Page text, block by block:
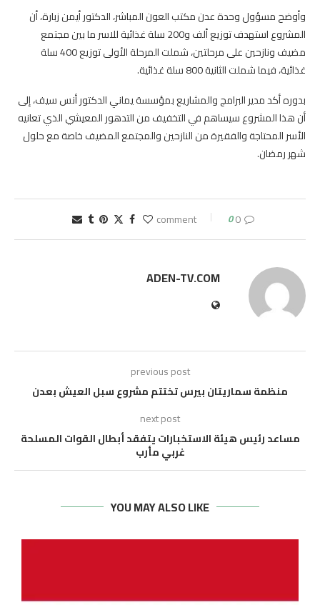
وأوضح مسؤول وحدة عدن مكتب العون المباشر، الدكتور أيمن زبارة، أن
المشروع استهدف توزيع ألف و200 سلة غذائية للاسر ما بين مجتمع
مضيف ونازحين على مرحلتين، شملت المرحلة الأولى توزيع 400 سلة
غذائية، فيما شملت الثانية 800 سلة غذائية.
بدوره أكد مدير البرامج والمشاريع بمؤسسة يماني الدكتور أنس سيف، إلى
أن هذا المشروع سيساهم في التخفيف من التدهور المعيشي الذي تعانيه
الأسر المحتاجة والفقيرة من النازحين والمجتمع المضيف خاصة مع حلول
شهر رمضان.
0 comment
0
ADEN-TV.COM
previous post
منظمة سماريتان بيرس تختتم مشروع سبل العيش بعدن
next post
مساعد رئيس هيئة الاستخبارات يتفقد أبطال القوات المسلحة
غربي مأرب
YOU MAY ALSO LIKE